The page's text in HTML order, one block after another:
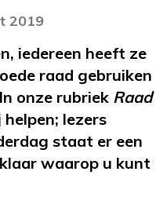
2019
iedereen heeft ze
raad gebruiken
onze rubriek Raad
lezers
staat er een
waarop u kunt